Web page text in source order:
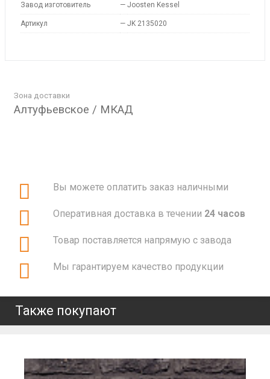
Завод изготовитель — Joosten Kessel
Артикул — JK 2135020
Зона доставки
Алтуфьевское / МКАД
Вы можете оплатить заказ наличными
Оперативная доставка в течении 24 часов
Товар поставляется напрямую с завода
Мы гарантируем качество продукции
Также покупают